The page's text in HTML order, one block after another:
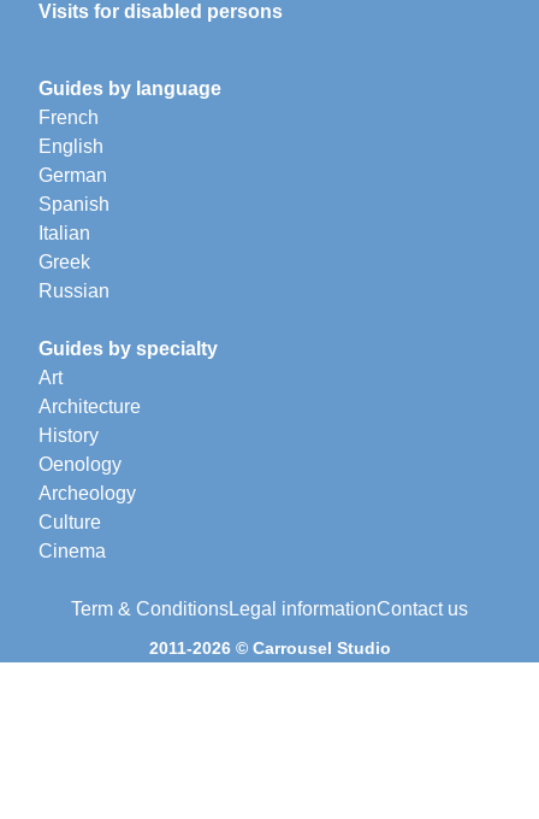
Visits for disabled persons
Guides by language
French
English
German
Spanish
Italian
Greek
Russian
Guides by specialty
Art
Architecture
History
Oenology
Archeology
Culture
Cinema
Term & ConditionsLegal informationContact us
2011-2026 © Carrousel Studio